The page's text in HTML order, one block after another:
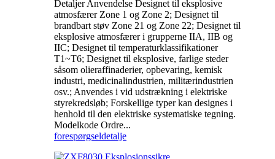
Detaljer Anvendelse Designet til eksplosive
atmosfærer Zone 1 og Zone 2; Designet til
brandbart støv Zone 21 og Zone 22; Designet til
eksplosive atmosfærer i grupperne IIA, IIB og
IIC; Designet til temperaturklassifikationer
T1~T6; Designet til eksplosive, farlige steder
såsom olieraffinaderier, opbevaring, kemisk
industri, medicinalindustrien, militærindustrien
osv.; Anvendes i vid udstrækning i elektriske
styrekredsløb; Forskellige typer kan designes i
henhold til den elektriske systematiske tegning.
Modelkode Ordre...
forespørgseldetalje